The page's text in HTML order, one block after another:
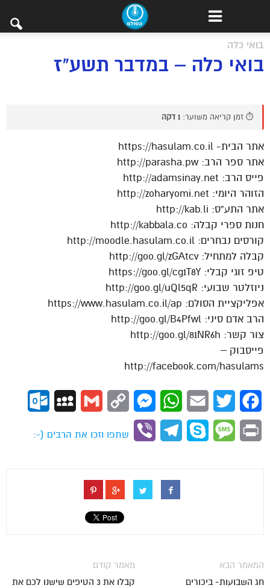
בואי כלה
בואי כלה – במדבר תשע"ז
⏱️ זמן קריאה משוער: 1 דקה
אתר הבית- https://hasulam.co.il
אתר ספר הרב: http://parasha.pw
פייס הרב: http://adamsinay.net
הזוהר היומי: http://zoharyomi.net
אתר התע”ס: http://kab.li
חנות ספרי קבלה: http://kabbala.co
קורסים נבחרים: http://moodle.hasulam.co.il
קבלה למתחיל: http://goo.gl/zGAtcv
טיפ זוגי קבלי: https://goo.gl/cg1T8Y
ניוזלטר שבועי: http://goo.gl/uQl5qR
אפליקציית הסולם: https://www.hasulam.co.il/ap
הרב אדם סיני: http://goo.gl/B4Pfwl
צור קשר: http://goo.gl/81NR6h
פייסבוק –
http://facebook.com/hasulams
Facebook
Twitter
Email
WhatsApp
Messenger
Copy
Gmail
MySpace
Print
Message
Skype
Telegram
Viber
שתפו וזכו את הרבים (-:
מאמר קודם
קבלו את 3 הטיפים שישנו לכם את
המאמר הבא
חג השבועות- ביכורים